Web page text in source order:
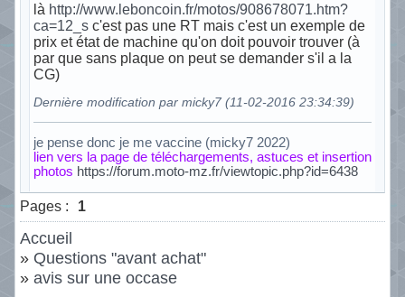
là http://www.leboncoin.fr/motos/908678071.htm?
ca=12_sc'est pas une RT mais c'est un exemple de
prix et état de machine qu'on doit pouvoir trouver (à
par que sans plaque on peut se demander s'il a la
CG)
Dernière modification par micky7 (11-02-2016 23:34:39)
je pense donc je me vaccine (micky7 2022)
lien vers la page de téléchargements, astuces et insertion
photos https://forum.moto-mz.fr/viewtopic.php?id=6438
Hors ligne
Pages : 1
Accueil
» Questions "avant achat"
» avis sur une occase